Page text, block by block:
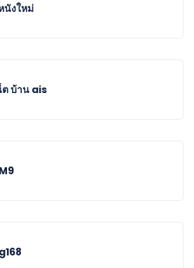
นังใหม่
ต บ้าน ais